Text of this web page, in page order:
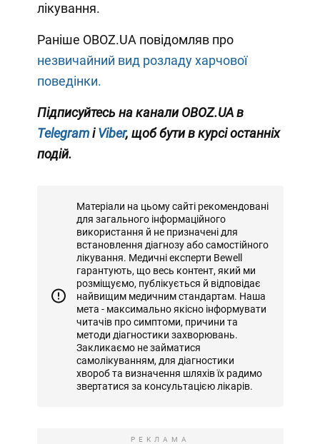
лікування.
Раніше OBOZ.UA повідомляв про
незвичайний вид розладу харчової
поведінки.
Підписуйтесь на канали OBOZ.UA в
TelegramіViber, щоб бути в курсі останніх
подій.
Матеріали на цьому сайті рекомендовані
для загального інформаційного
використання й не призначені для
встановлення діагнозу або самостійного
лікування. Медичні експерти Bewell
гарантують, що весь контент, який ми
розміщуємо, публікується й відповідає
найвищим медичним стандартам. Наша
мета - максимально якісно інформувати
читачів про симптоми, причини та
методи діагностики захворювань.
Закликаємо не займатися
самолікуванням, для діагностики
хвороб та визначення шляхів їх радимо
звертатися за консультацією лікарів.
РЕКЛАМА